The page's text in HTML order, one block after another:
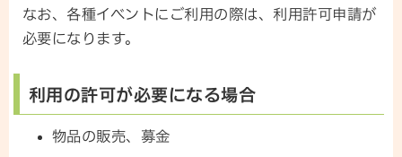
なお、各種イベントにご利用の際は、利用許可申請が
必要になります。
利用の許可が必要になる場合
物品の販売、募金